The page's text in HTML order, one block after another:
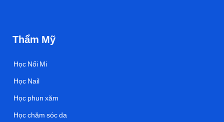
Thẩm Mỹ
Học Nối Mi
Học Nail
Học phun xăm
Học chăm sóc da